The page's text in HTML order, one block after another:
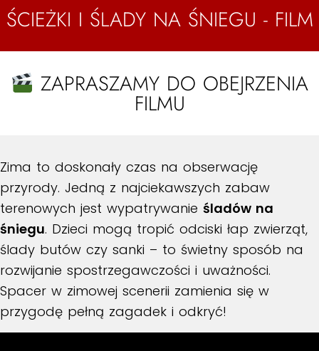
ŚCIEŻKI I ŚLADY NA ŚNIEGU - FILM
ZAPRASZAMY DO OBEJRZENIA
FILMU
Zima to doskonały czas na obserwację
przyrody. Jedną z najciekawszych zabaw
terenowych jest wypatrywanie śladów na
śniegu. Dzieci mogą tropić odciski łap zwierząt,
ślady butów czy sanki – to świetny sposób na
rozwijanie spostrzegawczości i uważności.
Spacer w zimowej scenerii zamienia się w
przygodę pełną zagadek i odkryć!